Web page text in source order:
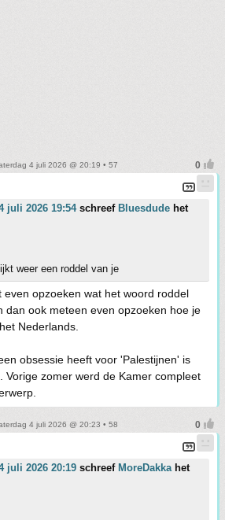
4 juli 2026 @ 20:19 • 57
juli 2026 19:54schreef Bluesdude het
weer een roddel van je
even opzoeken wat het woord roddel
dan ook meteen even opzoeken hoe je
Nederlands.
obsessie heeft voor 'Palestijnen' is
Vorige zomer werd de Kamer compleet
4 juli 2026 @ 20:23 • 58
juli 2026 20:19 schreef MoreDakkahet